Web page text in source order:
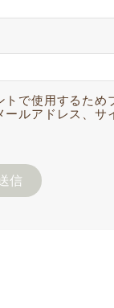
トで使用するため
ールアドレス、サ